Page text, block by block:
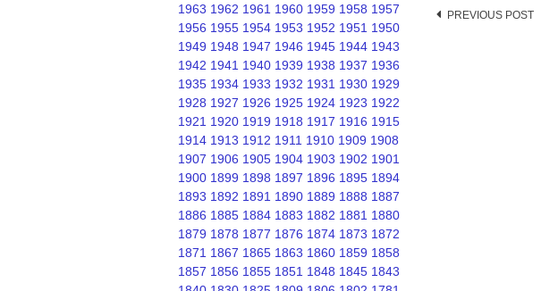
Post
PREVIOUS POST
1963 1962 1961 1960 1959 1958 1957
1956 1955 1954 1953 1952 1951 1950
1949 1948 1947 1946 1945 1944 1943
1942 1941 1940 1939 1938 1937 1936
1935 1934 1933 1932 1931 1930 1929
1928 1927 1926 1925 1924 1923 1922
1921 1920 1919 1918 1917 1916 1915
1914 1913 1912 1911 1910 1909 1908
1907 1906 1905 1904 1903 1902 1901
1900 1899 1898 1897 1896 1895 1894
1893 1892 1891 1890 1889 1888 1887
1886 1885 1884 1883 1882 1881 1880
1879 1878 1877 1876 1874 1873 1872
1871 1867 1865 1863 1860 1859 1858
1857 1856 1855 1851 1848 1845 1843